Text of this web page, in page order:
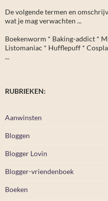
De volgende termen en
wat je mag verwachten ...
Boekenworm * Baking-addict *
Listomaniac * Hufflepuff *
...
RUBRIEKEN:
Aanwinsten
Bloggen
Blogger Lovin
Blogger-vriendenboek
Boeken